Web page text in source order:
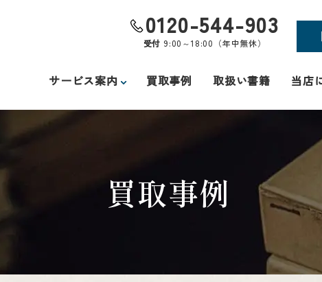
サービス案内 買取事例 取扱い書籍 当店
0120-544-903
受付 9:00～18:00（年中無休）
買取事例